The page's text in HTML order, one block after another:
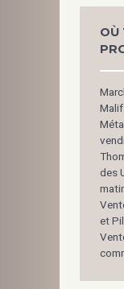
OÙ
des
et